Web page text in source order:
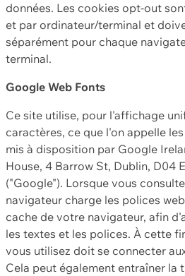
données. Les cookies opt-out
et par ordinateur/terminal et
séparément pour chaque
terminal.
Google Web Fonts
Ce site utilise, pour l'affichage
caractères, ce que l'on appelle
mis à disposition par Google
House, 4 Barrow St, Dublin, D04
("Google"). Lorsque vous
navigateur charge les polices
cache de votre navigateur, afin
les textes et les polices. À cette
vous utilisez doit se connecter
Cela peut également entraîner la